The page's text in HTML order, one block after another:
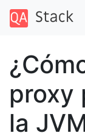
proxy
la